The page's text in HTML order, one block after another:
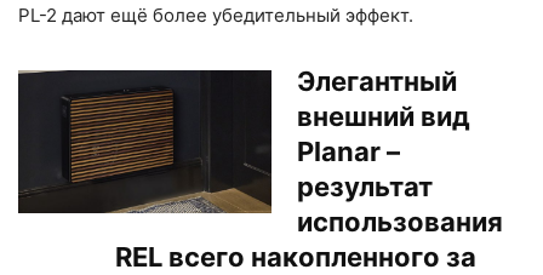
PL-2 дают ещё более убедительный эффект.
Элегантный
внешний вид
Planar –
результат
использования
REL всего накопленного за